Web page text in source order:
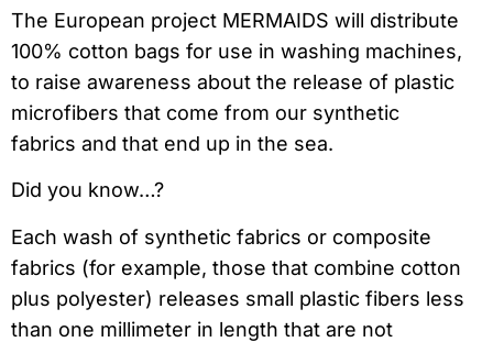
The European project MERMAIDS will distribute
100% cotton bags for use in washing machines,
to raise awareness about the release of plastic
microfibers that come from our synthetic
fabrics and that end up in the sea.
Did you know…?
Each wash of synthetic fabrics or composite
fabrics (for example, those that combine cotton
plus polyester) releases small plastic fibers less
than one millimeter in length that are not